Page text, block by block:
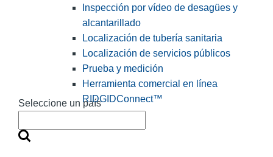
Seleccione un país
Inspección por vídeo de desagües y
alcantarillado
Localización de tubería sanitaria
Localización de servicios públicos
Prueba y medición
Herramienta comercial en línea
RIDGIDConnect™